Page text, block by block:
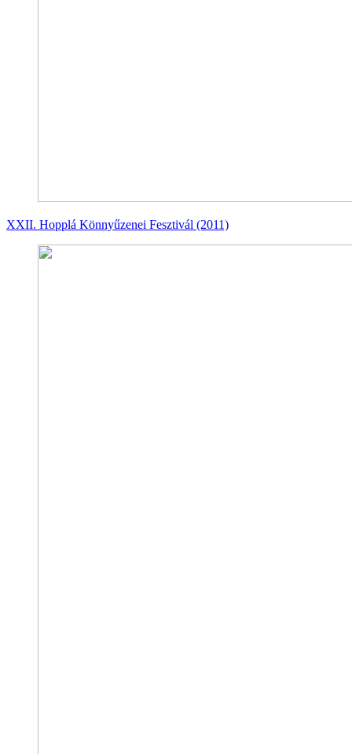
XXII. Hopplá Könnyűzenei Fesztivál (2011)